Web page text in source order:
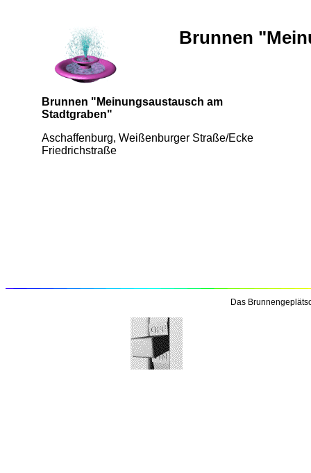
Brunnen
Brunnen "Meinungsaustausch am
Stadtgraben"
Aschaffenburg, Weißenburger Straße/Ecke
Friedrichstraße
Das